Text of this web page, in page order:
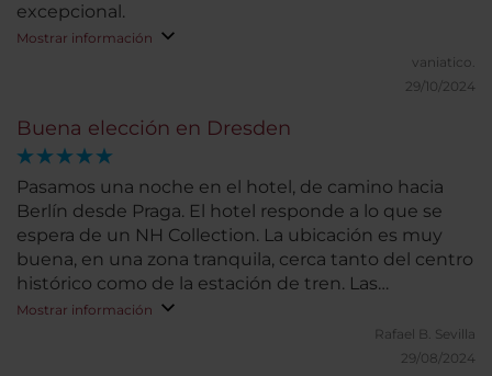
excepcional.
Mostrar información
vaniatico.
29/10/2024
Buena elección en Dresden
Pasamos una noche en el hotel, de camino hacia
Berlín desde Praga. El hotel responde a lo que se
espera de un NH Collection. La ubicación es muy
buena, en una zona tranquila, cerca tanto del centro
histórico como de la estación de tren. Las
habitaciones son amplias y muy confortables. Las
dos habitaciones que ocupamos tenían bañera,
aunque habríamos preferido ducha. El bufé de
Mostrar información
Rafael B. Sevilla
29/08/2024